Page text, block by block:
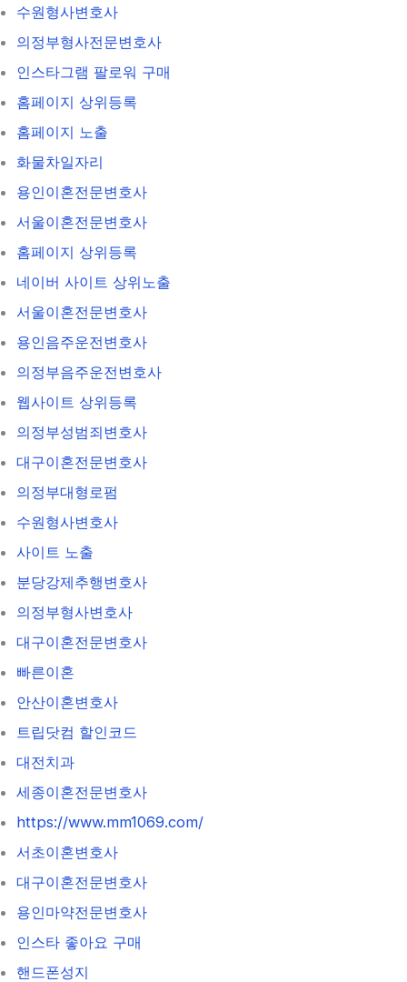
수원형사변호사
의정부형사전문변호사
인스타그램 팔로워 구매
홈페이지 상위등록
홈페이지 노출
화물차일자리
용인이혼전문변호사
서울이혼전문변호사
홈페이지 상위등록
네이버 사이트 상위노출
서울이혼전문변호사
용인음주운전변호사
의정부음주운전변호사
웹사이트 상위등록
의정부성범죄변호사
대구이혼전문변호사
의정부대형로펌
수원형사변호사
사이트 노출
분당강제추행변호사
의정부형사변호사
대구이혼전문변호사
빠른이혼
안산이혼변호사
트립닷컴 할인코드
대전치과
세종이혼전문변호사
https://www.mm1069.com/
서초이혼변호사
대구이혼전문변호사
용인마약전문변호사
인스타 좋아요 구매
핸드폰성지